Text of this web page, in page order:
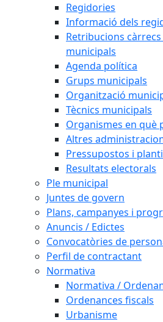
Regidories
Informació dels
Retribucions
municipals
Agenda política
Grups municipals
Organització
Tècnics municipals
Organismes en què
Altres
Pressupostos i
Resultats electorals
Ple municipal
Juntes de govern
Plans, campanyes i
Anuncis / Edictes
Convocatòries de
Perfil de contractant
Normativa
Normativa /
Ordenances fiscals
Urbanisme